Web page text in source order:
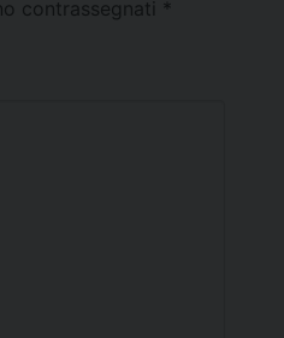
contrassegnati *